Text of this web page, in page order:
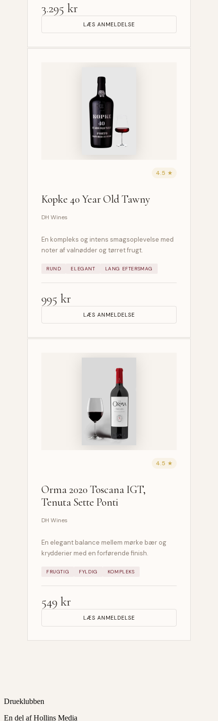
3.295 kr
LÆS ANMELDELSE
4.5 ★
Kopke 40 Year Old Tawny
DH Wines
En kompleks og intens smagsoplevelse med
noter af valnødder og tørret frugt.
RUND ELEGANT LANG EFTERSMAG
995 kr
LÆS ANMELDELSE
4.5 ★
Orma 2020 Toscana IGT,
Tenuta Sette Ponti
DH Wines
En elegant balance mellem mørke bær og
krydderier med en forførende finish.
FRUGTIG FYLDIG KOMPLEKS
549 kr
LÆS ANMELDELSE
Drueklubben
En del af Hollins Media